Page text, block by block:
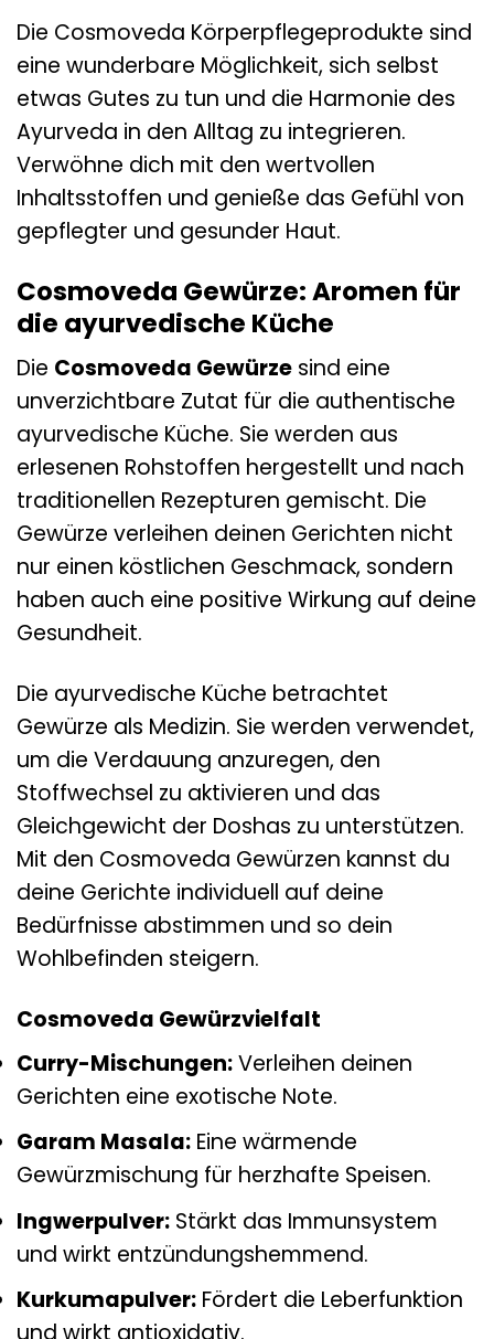
Die Cosmoveda Körperpflegeprodukte sind
eine wunderbare Möglichkeit, sich selbst
etwas Gutes zu tun und die Harmonie des
Ayurveda in den Alltag zu integrieren.
Verwöhne dich mit den wertvollen
Inhaltsstoffen und genieße das Gefühl von
gepflegter und gesunder Haut.
Cosmoveda Gewürze: Aromen für
die ayurvedische Küche
Die Cosmoveda Gewürze sind eine
unverzichtbare Zutat für die authentische
ayurvedische Küche. Sie werden aus
erlesenen Rohstoffen hergestellt und nach
traditionellen Rezepturen gemischt. Die
Gewürze verleihen deinen Gerichten nicht
nur einen köstlichen Geschmack, sondern
haben auch eine positive Wirkung auf deine
Gesundheit.
Die ayurvedische Küche betrachtet
Gewürze als Medizin. Sie werden verwendet,
um die Verdauung anzuregen, den
Stoffwechsel zu aktivieren und das
Gleichgewicht der Doshas zu unterstützen.
Mit den Cosmoveda Gewürzen kannst du
deine Gerichte individuell auf deine
Bedürfnisse abstimmen und so dein
Wohlbefinden steigern.
Cosmoveda Gewürzvielfalt
Curry-Mischungen:Verleihen deinen
Gerichten eine exotische Note.
Garam Masala: Eine wärmende
Gewürzmischung für herzhafte Speisen.
Ingwerpulver: Stärkt das Immunsystem
und wirkt entzündungshemmend.
Kurkumapulver: Fördert die Leberfunktion